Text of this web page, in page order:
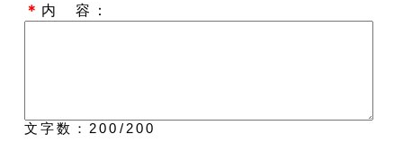
＊ 内 容：
文字数： 200 /200